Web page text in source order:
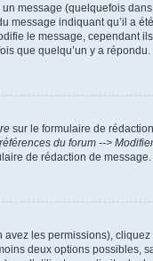
message (quelquefois
indiquant qu’il a
le message, cependant
que quelqu’un y a répondu.
sur le formulaire de
du forum -->
de rédaction de message.
les permissions), cliquez
deux options possibles,